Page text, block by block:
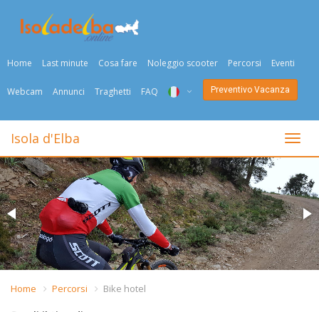
Home Last minute Cosa fare Noleggio scooter Percorsi Eventi
Webcam Annunci Traghetti FAQ
ENG
DEU
NED
FRA
Preventivo Vacanza
Togli
Isola d'Elba
Home Percorsi Bike hotel